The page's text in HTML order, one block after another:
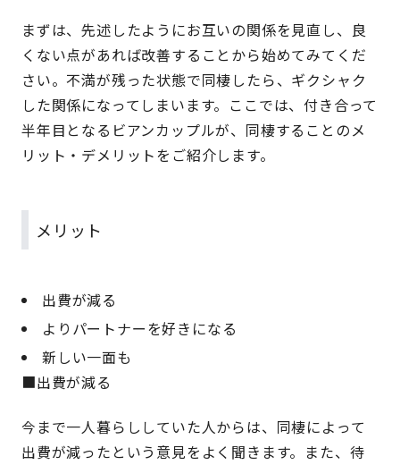
まずは、先述したようにお互いの関係を見直し、良
くない点があれば改善することから始めてみてくだ
さい。不満が残った状態で同棲したら、ギクシャク
した関係になってしまいます。ここでは、付き合って
半年目となるビアンカップルが、同棲することのメ
リット・デメリットをご紹介します。
メリット
出費が減る
よりパートナーを好きになる
新しい一面も
■出費が減る
今まで一人暮らししていた人からは、同棲によって
出費が減ったという意見をよく聞きます。また、待